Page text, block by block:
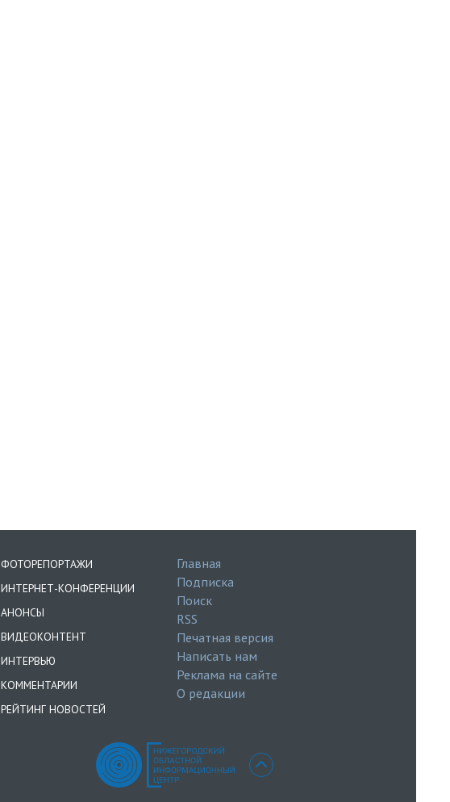
ФОТОРЕПОРТАЖИ
ИНТЕРНЕТ-КОНФЕРЕНЦИИ
АНОНСЫ
ВИДЕОКОНТЕНТ
ИНТЕРВЬЮ
КОММЕНТАРИИ
РЕЙТИНГ НОВОСТЕЙ
Главная
Подписка
Поиск
RSS
Печатная версия
Написать нам
Реклама на сайте
О редакции